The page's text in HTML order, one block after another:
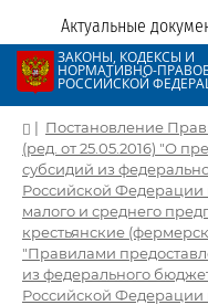
Актуальные
ЗАКОНЫ, КОДЕКСЫ И
НОРМАТИВНО-
РОССИЙСКОЙ
| Постановление
(ред. от 25.05.2016) "О
субсидий из
Российской Федерации
малого и среднего
крестьянские
"Правилами
из федерального
Российской Федерации